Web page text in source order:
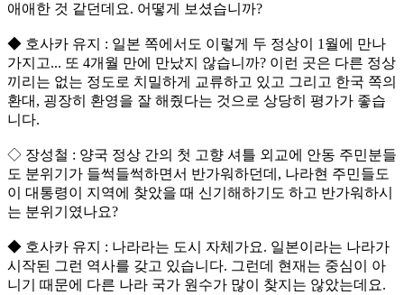
애애한 것 같던데요. 어떻게 보셨습니까?
◆ 호사카 유지 : 일본 쪽에서도 이렇게 두 정상이 1월에 만나
가지고... 또 4개월 만에 만났지 않습니까? 이런 곳은 다른 정상
끼리는 없는 정도로 치밀하게 교류하고 있고 그리고 한국 쪽의
환대, 굉장히 환영을 잘 해줬다는 것으로 상당히 평가가 좋습
니다.
◇ 장성철 : 양국 정상 간의 첫 고향 셔틀 외교에 안동 주민분들
도 분위기가 들썩들썩하면서 반가워하던데, 나라현 주민들도
이 대통령이 지역에 찾았을 때 신기해하기도 하고 반가워하시
는 분위기였나요?
◆ 호사카 유지 : 나라라는 도시 자체가요. 일본이라는 나라가
시작된 그런 역사를 갖고 있습니다. 그런데 현재는 중심이 아
니기 때문에 다른 나라 국가 원수가 많이 찾지는 않았는데요.